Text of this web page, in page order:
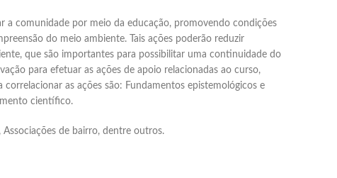
a comunidade por meio da educação, promovendo condições
do meio ambiente. Tais ações poderão reduzir
que são importantes para possibilitar uma continuidade do
para efetuar as ações de apoio relacionadas ao curso,
as ações são: Fundamentos epistemológicos e
científico.
de bairro, dentre outros.